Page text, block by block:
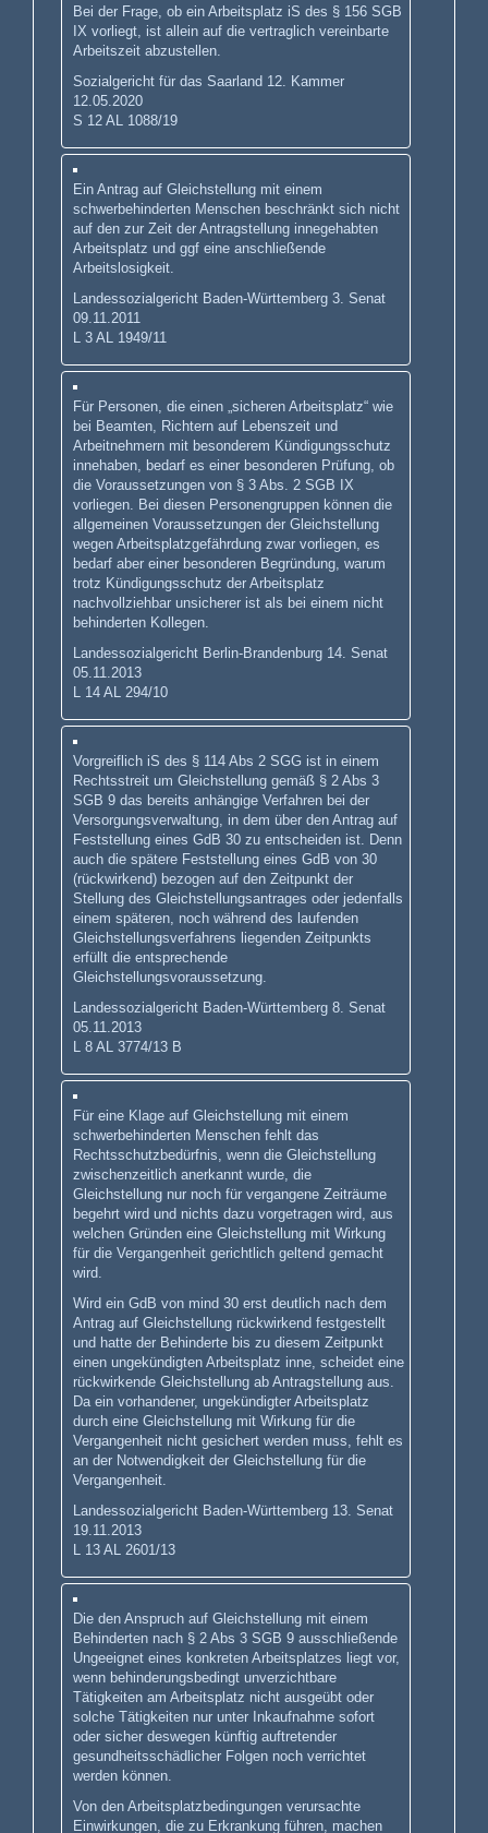
Bei der Frage, ob ein Arbeitsplatz iS des § 156 SGB
IX vorliegt, ist allein auf die vertraglich vereinbarte
Arbeitszeit abzustellen.
Sozialgericht für das Saarland 12. Kammer
12.05.2020
S 12 AL 1088/19
Ein Antrag auf Gleichstellung mit einem
schwerbehinderten Menschen beschränkt sich nicht
auf den zur Zeit der Antragstellung innegehabten
Arbeitsplatz und ggf eine anschließende
Arbeitslosigkeit.
Landessozialgericht Baden-Württemberg 3. Senat
09.11.2011
L 3 AL 1949/11
Für Personen, die einen „sicheren Arbeitsplatz“ wie
bei Beamten, Richtern auf Lebenszeit und
Arbeitnehmern mit besonderem Kündigungsschutz
innehaben, bedarf es einer besonderen Prüfung, ob
die Voraussetzungen von § 3 Abs. 2 SGB IX
vorliegen. Bei diesen Personengruppen können die
allgemeinen Voraussetzungen der Gleichstellung
wegen Arbeitsplatzgefährdung zwar vorliegen, es
bedarf aber einer besonderen Begründung, warum
trotz Kündigungsschutz der Arbeitsplatz
nachvollziehbar unsicherer ist als bei einem nicht
behinderten Kollegen.
Landessozialgericht Berlin-Brandenburg 14. Senat
05.11.2013
L 14 AL 294/10
Vorgreiflich iS des § 114 Abs 2 SGG ist in einem
Rechtsstreit um Gleichstellung gemäß § 2 Abs 3
SGB 9 das bereits anhängige Verfahren bei der
Versorgungsverwaltung, in dem über den Antrag auf
Feststellung eines GdB 30 zu entscheiden ist. Denn
auch die spätere Feststellung eines GdB von 30
(rückwirkend) bezogen auf den Zeitpunkt der
Stellung des Gleichstellungsantrages oder jedenfalls
einem späteren, noch während des laufenden
Gleichstellungsverfahrens liegenden Zeitpunkts
erfüllt die entsprechende
Gleichstellungsvoraussetzung.
Landessozialgericht Baden-Württemberg 8. Senat
05.11.2013
L 8 AL 3774/13 B
Für eine Klage auf Gleichstellung mit einem
schwerbehinderten Menschen fehlt das
Rechtsschutzbedürfnis, wenn die Gleichstellung
zwischenzeitlich anerkannt wurde, die
Gleichstellung nur noch für vergangene Zeiträume
begehrt wird und nichts dazu vorgetragen wird, aus
welchen Gründen eine Gleichstellung mit Wirkung
für die Vergangenheit gerichtlich geltend gemacht
wird.
Wird ein GdB von mind 30 erst deutlich nach dem
Antrag auf Gleichstellung rückwirkend festgestellt
und hatte der Behinderte bis zu diesem Zeitpunkt
einen ungekündigten Arbeitsplatz inne, scheidet eine
rückwirkende Gleichstellung ab Antragstellung aus.
Da ein vorhandener, ungekündigter Arbeitsplatz
durch eine Gleichstellung mit Wirkung für die
Vergangenheit nicht gesichert werden muss, fehlt es
an der Notwendigkeit der Gleichstellung für die
Vergangenheit.
Landessozialgericht Baden-Württemberg 13. Senat
19.11.2013
L 13 AL 2601/13
Die den Anspruch auf Gleichstellung mit einem
Behinderten nach § 2 Abs 3 SGB 9 ausschließende
Ungeeignet eines konkreten Arbeitsplatzes liegt vor,
wenn behinderungsbedingt unverzichtbare
Tätigkeiten am Arbeitsplatz nicht ausgeübt oder
solche Tätigkeiten nur unter Inkaufnahme sofort
oder sicher deswegen künftig auftretender
gesundheitsschädlicher Folgen noch verrichtet
werden können.
Von den Arbeitsplatzbedingungen verursachte
Einwirkungen, die zu Erkrankung führen, machen